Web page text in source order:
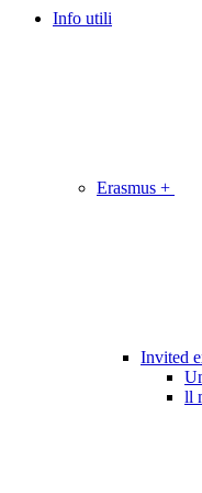
Info utili
Erasmus +
Invited
ll